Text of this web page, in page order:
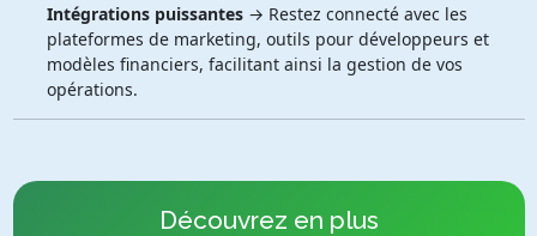
Intégrations puissantes→ Restez connecté avec les
plateformes de marketing, outils pour développeurs et
modèles financiers, facilitant ainsi la gestion de vos
opérations.
Découvrez en plus